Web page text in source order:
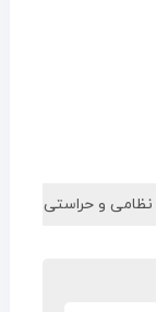
نظامی و حراستی